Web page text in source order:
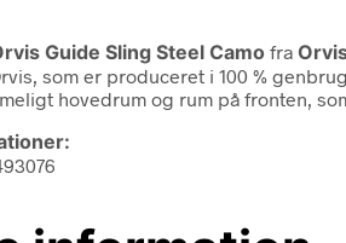
Guide Sling Steel Camo fra
som er produceret i 100 %
hovedrum og rum på fronten,